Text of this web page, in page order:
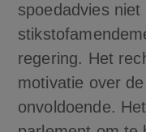
spoedadvies
regering. Het
motivatie over
onvoldoende.